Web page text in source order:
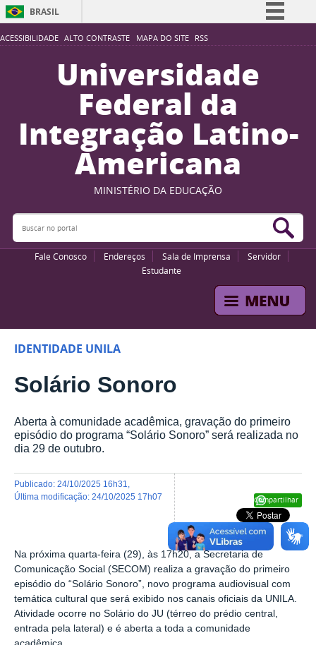
ACESSIBILIDADE ALTO CONTRASTE MAPA DO SITE RSS
BRASIL
Simplifique!
Participe
Acesso à informação
Legislação
Canais
Universidade
Federal da
Integração Latino-
Americana
MINISTÉRIO DA EDUCAÇÃO
Buscar no portal
Fale Conosco Endereços Sala de Imprensa
Servidor
Estudante
IDENTIDADE UNILA
Solário Sonoro
Aberta à comunidade acadêmica, gravação do primeiro
episódio do programa “Solário Sonoro” será realizada no
dia 29 de outubro.
Compartilhar
publicado: 24/10/2025 16h31
última modificação: 24/10/2025 17h07
Na próxima quarta-feira (29), às 17h20, a Secretaria de
Comunicação Social (SECOM) realiza a gravação do primeiro
episódio do “Solário Sonoro”, novo programa audiovisual com
temática cultural que será exibido nos canais oficiais da UNILA.
Atividade ocorre no Solário do JU (térreo do prédio central,
entrada pela lateral) e é aberta a toda a comunidade